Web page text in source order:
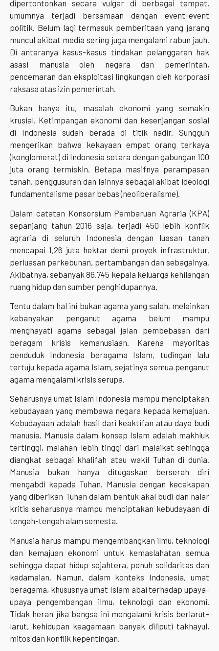
dipertontonkan secara vulgar di berbagai tempat,
umumnya terjadi bersamaan dengan event-event
politik. Belum lagi termasuk pemberitaan yang jarang
muncul akibat media sering juga mengalami rabun jauh.
Di antaranya kasus-kasus tindakan pelanggaran hak
asasi manusia oleh negara dan pemerintah,
pencemaran dan eksploitasi lingkungan oleh korporasi
raksasa atas izin pemerintah.
Bukan hanya itu, masalah ekonomi yang semakin
krusial. Ketimpangan ekonomi dan kesenjangan sosial
di Indonesia sudah berada di titik nadir. Sungguh
mengerikan bahwa kekayaan empat orang terkaya
(konglomerat) di Indonesia setara dengan gabungan 100
juta orang termiskin. Betapa masifnya perampasan
tanah, penggusuran dan lainnya sebagai akibat ideologi
fundamentalisme pasar bebas (neoliberalisme).
Dalam catatan Konsorsium Pembaruan Agraria (KPA)
sepanjang tahun 2016 saja, terjadi 450 lebih konflik
agraria di seluruh Indonesia dengan luasan tanah
mencapai 1,26 juta hektar demi proyek infrastruktur,
perluasan perkebunan, pertambangan dan sebagainya.
Akibatnya, sebanyak 86.745 kepala keluarga kehilangan
ruang hidup dan sumber penghidupannya.
Tentu dalam hal ini bukan agama yang salah, melainkan
kebanyakan penganut agama belum mampu
menghayati agama sebagai jalan pembebasan dari
beragam krisis kemanusiaan. Karena mayoritas
penduduk Indonesia beragama Islam, tudingan lalu
tertuju kepada agama Islam, sejatinya semua penganut
agama mengalami krisis serupa.
Seharusnya umat Islam Indonesia mampu menciptakan
kebudayaan yang membawa negara kepada kemajuan.
Kebudayaan adalah hasil dari keaktifan atau daya budi
manusia. Manusia dalam konsep Islam adalah makhluk
tertinggi, malahan lebih tinggi dari malaikat sehingga
diangkat sebagai khalifah atau wakil Tuhan di dunia.
Manusia bukan hanya ditugaskan berserah diri
mengabdi kepada Tuhan. Manusia dengan kecakapan
yang diberikan Tuhan dalam bentuk akal budi dan nalar
kritis seharusnya mampu menciptakan kebudayaan di
tengah-tengah alam semesta.
Manusia harus mampu mengembangkan ilmu, teknologi
dan kemajuan ekonomi untuk kemaslahatan semua
sehingga dapat hidup sejahtera, penuh solidaritas dan
kedamaian. Namun, dalam konteks Indonesia, umat
beragama, khususnya umat Islam abai terhadap upaya-
upaya pengembangan ilmu, teknologi dan ekonomi.
Tidak heran jika bangsa ini mengalami krisis berlarut-
larut, kehidupan keagamaan banyak diliputi takhayul,
mitos dan konflik kepentingan.